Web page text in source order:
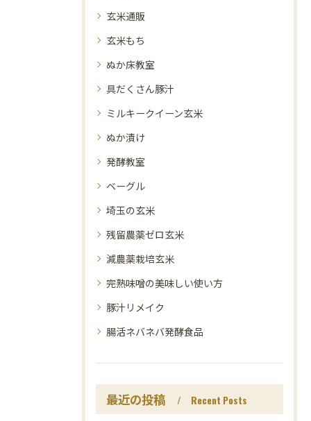
玄米通販
玄米もち
ぬか床教室
具だくさん豚汁
ミルキークイーン玄米
ぬか漬け
発酵教室
ベーグル
埼玉の玄米
残留農薬ゼロ玄米
減農薬栽培玄米
完熟味噌の美味しい使い方
豚汁リメイク
腸活ネバネバ発酵食品
最近の投稿 Recent Posts